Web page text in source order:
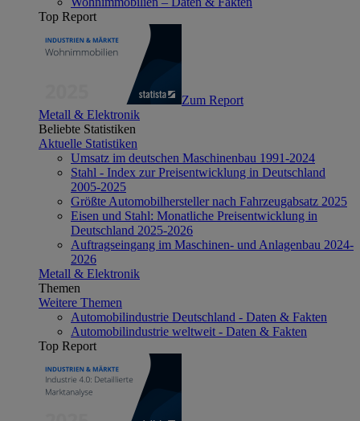
Top Report
Zum Report
Metall & Elektronik
Beliebte Statistiken
Aktuelle Statistiken
Umsatz im deutschen Maschinenbau 1991-2024
Stahl - Index zur Preisentwicklung in Deutschland
2005-2025
Größte Automobilhersteller nach Fahrzeugabsatz 2025
Eisen und Stahl: Monatliche Preisentwicklung in
Deutschland 2025-2026
Auftragseingang im Maschinen- und Anlagenbau 2024-
2026
Metall & Elektronik
Themen
Weitere Themen
Automobilindustrie Deutschland - Daten & Fakten
Automobilindustrie weltweit - Daten & Fakten
Top Report